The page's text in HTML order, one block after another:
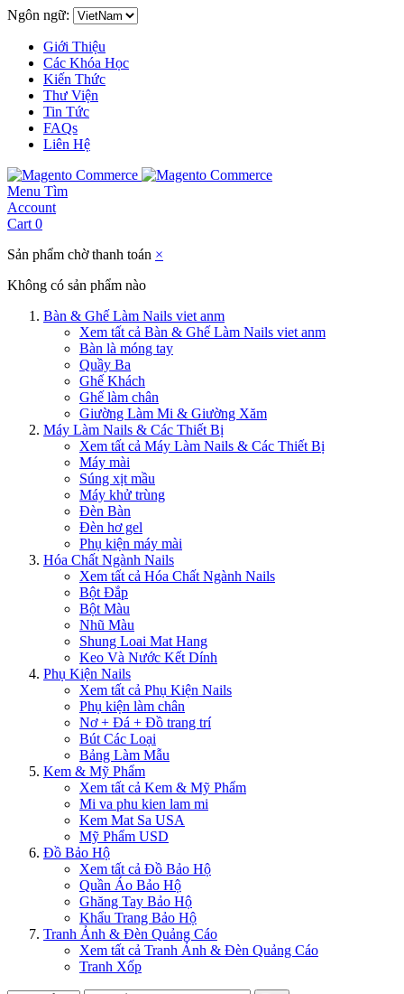
Ngôn ngữ:
Giới Thiệu
Các Khóa Học
Kiến Thức
Thư Viện
Tin Tức
FAQs
Liên Hệ
Menu Tìm
Account
Cart 0
Sản phẩm chờ thanh toán ×
Không có sản phẩm nào
Bàn & Ghế Làm Nails viet anm
Xem tất cả Bàn & Ghế Làm Nails viet anm
Bàn là móng tay
Quầy Ba
Ghế Khách
Ghế làm chân
Giường Làm Mi & Giường Xăm
Máy Làm Nails & Các Thiết Bị
Xem tất cả Máy Làm Nails & Các Thiết Bị
Máy mài
Súng xịt mầu
Máy khử trùng
Đèn Bàn
Đèn hơ gel
Phụ kiện máy mài
Hóa Chất Ngành Nails
Xem tất cả Hóa Chất Ngành Nails
Bột Đắp
Bột Màu
Nhũ Màu
Shung Loai Mat Hang
Keo Và Nước Kết Dính
Phụ Kiện Nails
Xem tất cả Phụ Kiện Nails
Phụ kiện làm chân
Nơ + Đá + Đồ trang trí
Bút Các Loại
Bảng Làm Mẫu
Kem & Mỹ Phẩm
Xem tất cả Kem & Mỹ Phẩm
Mi va phu kien lam mi
Kem Mat Sa USA
Mỹ Phẩm USD
Đồ Bảo Hộ
Xem tất cả Đồ Bảo Hộ
Quần Áo Bảo Hộ
Ghăng Tay Bảo Hộ
Khẩu Trang Bảo Hộ
Tranh Ảnh & Đèn Quảng Cáo
Xem tất cả Tranh Ảnh & Đèn Quảng Cáo
Tranh Xốp